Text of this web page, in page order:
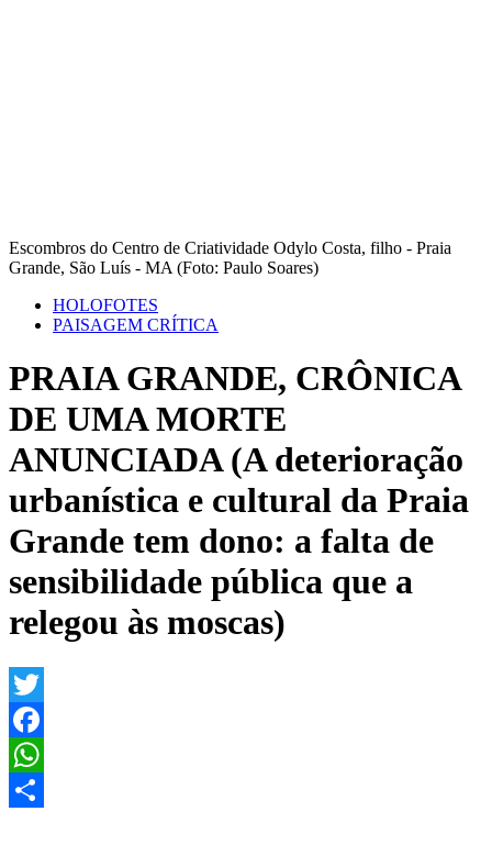
Escombros do Centro de Criatividade Odylo Costa, filho - Praia
Grande, São Luís - MA (Foto: Paulo Soares)
HOLOFOTES
PAISAGEM CRÍTICA
PRAIA GRANDE, CRÔNICA
DE UMA MORTE
ANUNCIADA (A deterioração
urbanística e cultural da Praia
Grande tem dono: a falta de
sensibilidade pública que a
relegou às moscas)
Twitter
Facebook
WhatsApp